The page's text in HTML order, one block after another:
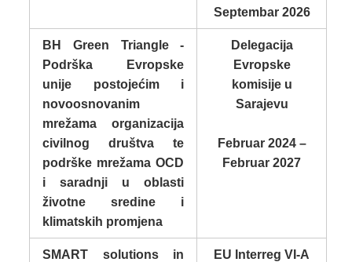
Septembar 2026
BH Green Triangle -
Podrška Evropske
unije postojećim i
novoosnovanim
mrežama organizacija
civilnog društva te
podrške mrežama OCD
i saradnji u oblasti
životne sredine i
klimatskih promjena
Delegacija
Evropske
komisije u
Sarajevu
Februar 2024 –
Februar 2027
SMART solutions in
EU Interreg VI-A